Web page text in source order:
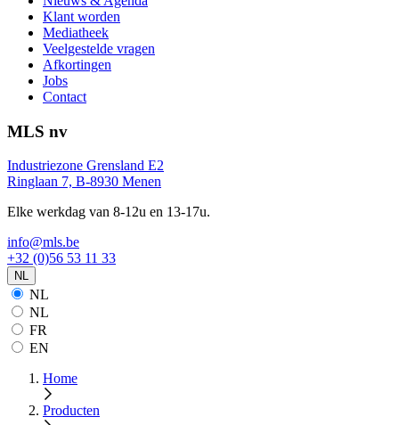
Klant worden
Mediatheek
Veelgestelde vragen
Afkortingen
Jobs
Contact
MLS nv
Industriezone Grensland E2
Ringlaan 7, B-8930 Menen
Elke werkdag van 8-12u en 13-17u.
info@mls.be
+32 (0)56 53 11 33
NL
NL
NL
FR
EN
Home
Producten